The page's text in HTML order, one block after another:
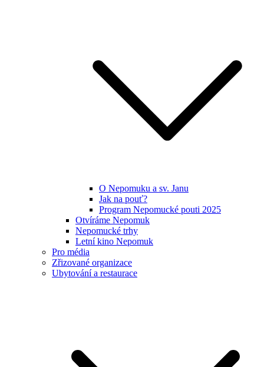
O Nepomuku a sv. Janu
Jak na pouť?
Program Nepomucké pouti 2025
Otvíráme Nepomuk
Nepomucké trhy
Letní kino Nepomuk
Pro média
Zřizované organizace
Ubytování a restaurace